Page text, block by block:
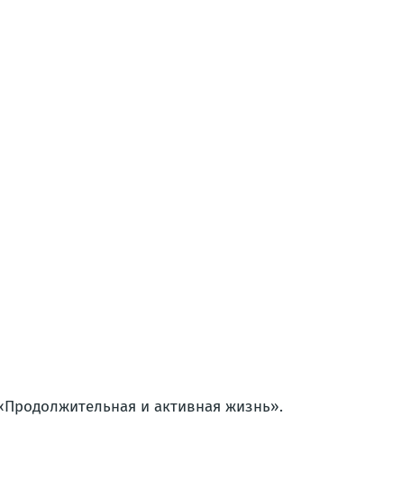
и активная жизнь».